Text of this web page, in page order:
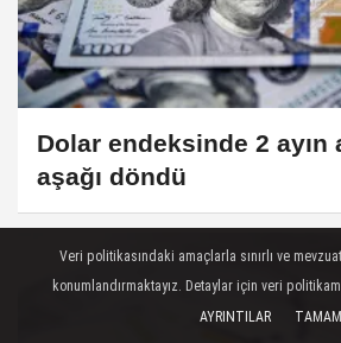
Dolar endeksinde 2 ayın
aşağı döndü
Veri politikasındaki amaçlarla sınırlı ve
konumlandırmaktayız. Detaylar için veri
AYRINTILAR
TAMAM